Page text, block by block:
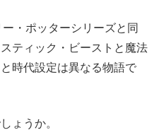
・ポッターシリーズと同
ティック・ビーストと魔法
時代設定は異なる物語で
ょうか。